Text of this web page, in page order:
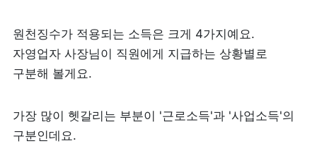
상담 받기
제품 도입 문의
사용 중 기능 문의
원천징수가 적용되는 소득은 크게 4가지예요.
자영업자 사장님이 직원에게 지급하는 상황별로
구분해 볼게요.
가장 많이 헷갈리는 부분이 '근로소득'과 '사업소득'의
구분인데요.